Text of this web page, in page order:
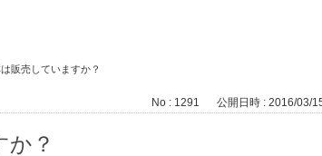
販売していますか？
No : 1291 公開日時 : 2016/03/
か？